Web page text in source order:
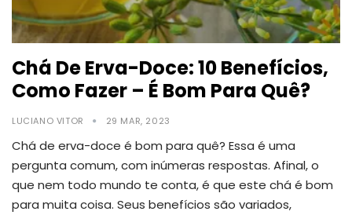
Chá De Erva-Doce: 10 Benefícios,
Como Fazer – É Bom Para Quê?
LUCIANO VITOR 29 MAR, 2023
Chá de erva-doce é bom para quê? Essa é uma
pergunta comum, com inúmeras respostas. Afinal, o
que nem todo mundo te conta, é que este chá é bom
para muita coisa. Seus benefícios são variados,